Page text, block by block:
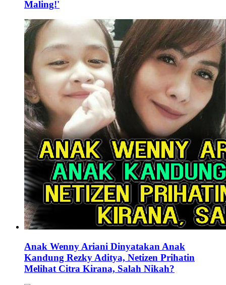
Maling!'
Anak Wenny Ariani Dinyatakan Anak
Kandung Rezky Aditya, Netizen Prihatin
Melihat Citra Kirana, Salah Nikah?